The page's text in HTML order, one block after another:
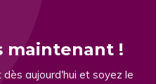
maintenant !
aujourd'hui et soyez le